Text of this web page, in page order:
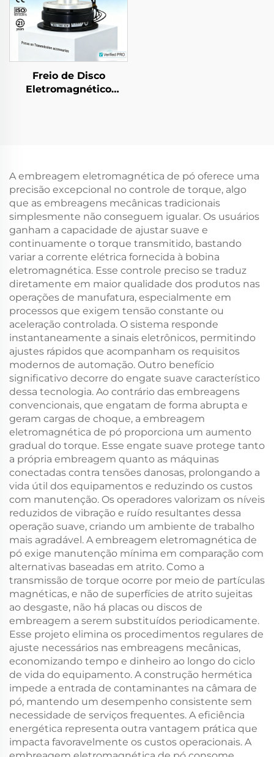
Freio de Disco
Eletromagnético
A embreagem eletromagnética de pó oferece uma
precisão excepcional no controle de torque, algo
que as embreagens mecânicas tradicionais
simplesmente não conseguem igualar. Os usuários
ganham a capacidade de ajustar suave e
continuamente o torque transmitido, bastando
variar a corrente elétrica fornecida à bobina
eletromagnética. Esse controle preciso se traduz
diretamente em maior qualidade dos produtos nas
operações de manufatura, especialmente em
processos que exigem tensão constante ou
aceleração controlada. O sistema responde
instantaneamente a sinais eletrônicos, permitindo
ajustes rápidos que acompanham os requisitos
modernos de automação. Outro benefício
significativo decorre do engate suave característico
dessa tecnologia. Ao contrário das embreagens
convencionais, que engatam de forma abrupta e
geram cargas de choque, a embreagem
eletromagnética de pó proporciona um aumento
gradual do torque. Esse engate suave protege tanto
a própria embreagem quanto as máquinas
conectadas contra tensões danosas, prolongando a
vida útil dos equipamentos e reduzindo os custos
com manutenção. Os operadores valorizam os níveis
reduzidos de vibração e ruído resultantes dessa
operação suave, criando um ambiente de trabalho
mais agradável. A embreagem eletromagnética de
pó exige manutenção mínima em comparação com
alternativas baseadas em atrito. Como a
transmissão de torque ocorre por meio de partículas
magnéticas, e não de superfícies de atrito sujeitas
ao desgaste, não há placas ou discos de
embreagem a serem substituídos periodicamente.
Esse projeto elimina os procedimentos regulares de
ajuste necessários nas embreagens mecânicas,
economizando tempo e dinheiro ao longo do ciclo
de vida do equipamento. A construção hermética
impede a entrada de contaminantes na câmara de
pó, mantendo um desempenho consistente sem
necessidade de serviços frequentes. A eficiência
energética representa outra vantagem prática que
impacta favoravelmente os custos operacionais. A